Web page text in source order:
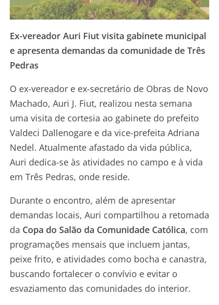
Ex-vereador Auri Fiut visita gabinete municipal
e apresenta demandas da comunidade de Três
Pedras
O ex-vereador e ex-secretário de Obras de Novo
Machado, Auri J. Fiut, realizou nesta semana
uma visita de cortesia ao gabinete do prefeito
Valdeci Dallenogare e da vice-prefeita Adriana
Nedel. Atualmente afastado da vida pública,
Auri dedica-se às atividades no campo e à vida
em Três Pedras, onde reside.
Durante o encontro, além de apresentar
demandas locais, Auri compartilhou a retomada
da Copa do Salão da Comunidade Católica, com
programações mensais que incluem jantas,
peixe frito, e atividades como bocha e canastra,
buscando fortalecer o convívio e evitar o
esvaziamento das comunidades do interior.